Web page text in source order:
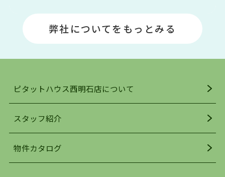
場や釣りスポットが多くあります。JR「大久保
駅」周辺には、ビブレ・イオンをはじめとした買
い物施設も多くあり、買い物にも困りません。
明石駅・西明石駅を中心に、明石市・神戸市西区
でお部屋探している方は、ぜひ当ＨＰにて物件を
お探しになってください。弊社は、スタッフの平
を行っており地域最大級の情報取扱量を誇ってお
ります。店頭で限られた物件をご紹介する、従来
弊社についてをもっとみる
ピタットハウス西明石店について
スタッフ紹介
物件カタログ